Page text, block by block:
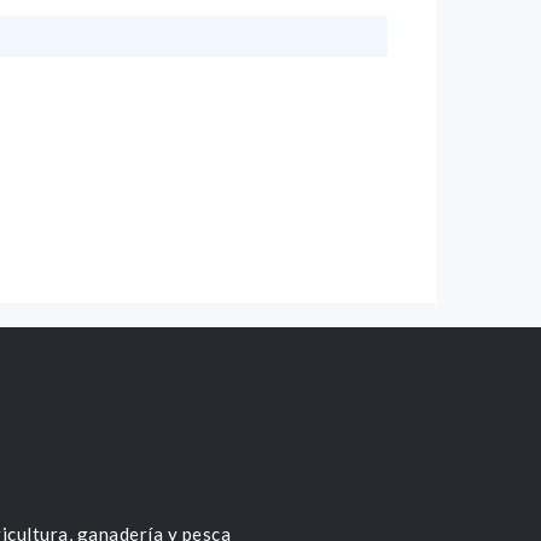
ganadería y pesca